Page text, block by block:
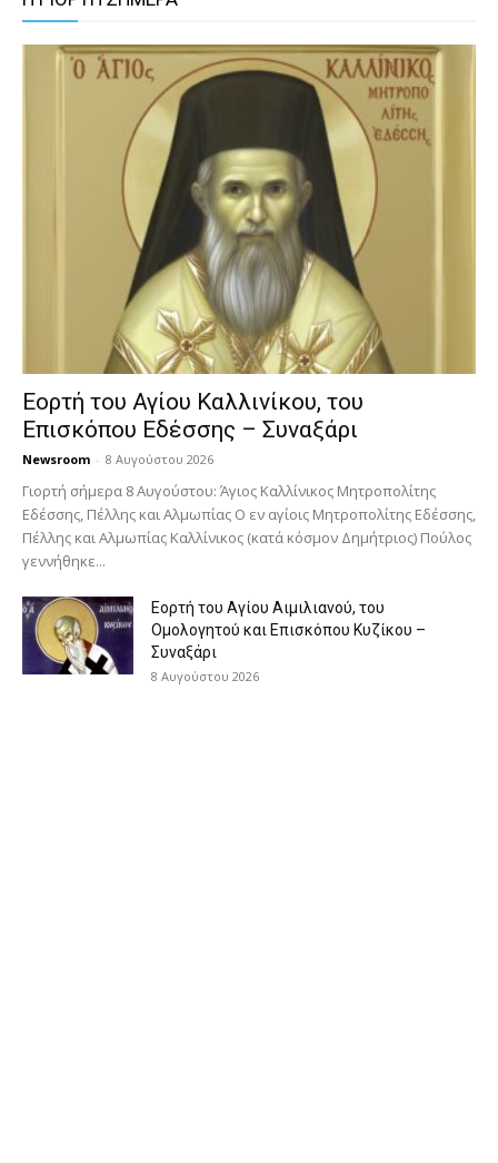
Εορτή του Αγίου Καλλινίκου, του
Επισκόπου Εδέσσης – Συναξάρι
Newsroom - 8 Αυγούστου 2026
Γιορτή σήμερα 8 Αυγούστου: Άγιος Καλλίνικος Μητροπολίτης
Εδέσσης, Πέλλης και Αλμωπίας Ο εν αγίοις Μητροπολίτης Εδέσσης,
Πέλλης και Αλμωπίας Καλλίνικος (κατά κόσμον Δημήτριος) Πούλος
γεννήθηκε...
Εορτή του Αγίου Αιμιλιανού, του
Ομολογητού και Επισκόπου Κυζίκου –
Συναξάρι
8 Αυγούστου 2026